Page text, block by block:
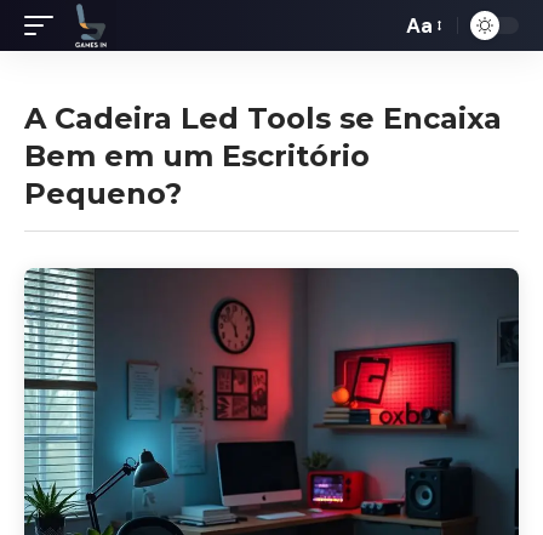
fontes
Aa
A Cadeira Led Tools se Encaixa
Bem em um Escritório
Pequeno?